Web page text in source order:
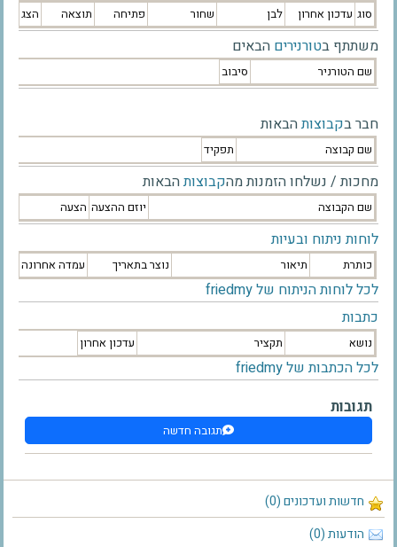
חדשות ועדכונים (0)
הודעות (0)
סוג עדכון אחרון לבן שחור פתיחה תוצאה הצג
משתתף בטורנירים הבאים
שם הטורניר סיבוב
חבר בקבוצותהבאות
שם קבוצה תפקיד
מחכות / נשלחו הזמנות מהקבוצותהבאות
שם הקבוצה יוזם ההצעה הצעה
לוחות ניתוח ובעיות
כותרת תיאור נוצר בתאריך עמדה אחרונה
לכל לוחות הניתוח של friedmy
כתבות
נושא תקציר עדכון אחרון
לכל הכתבות של friedmy
תגובות
תגובה חדשה